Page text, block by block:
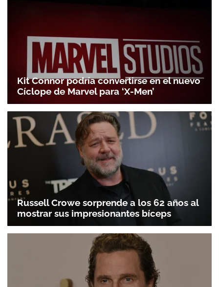
Kit Connor podría convertirse en el nuevo
Cíclope de Marvel para ‘X-Men’
Russell Crowe sorprende a los 62 años al
mostrar sus impresionantes bíceps